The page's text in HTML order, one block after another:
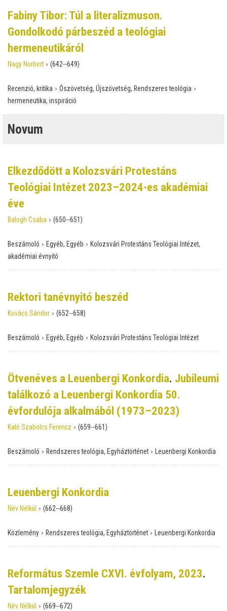
Fabiny Tibor: Túl a literalizmuson.
Gondolkodó párbeszéd a teológiai
hermeneutikáról
Nagy Norbert › (642--649)
Recenzió, kritika › Ószövetség, Újszövetség, Rendszeres teológia ›
hermeneutika, inspiráció
Novum
Elkezdődött a Kolozsvári Protestáns
Teológiai Intézet 2023–2024-es akadémiai
éve
Balogh Csaba › (650--651)
Beszámoló › Egyéb, Egyéb › Kolozsvári Protestáns Teológiai Intézet,
akadémiai évnyitó
Rektori tanévnyitó beszéd
Kovács Sándor › (652--658)
Beszámoló › Egyéb, Egyéb › Kolozsvári Protestáns Teológiai Intézet
Ötvenéves a Leuenbergi Konkordia. Jubileumi
találkozó a Leuenbergi Konkordia 50.
évfordulója alkalmából (1973–2023)
Kató Szabolcs Ferencz › (659--661)
Beszámoló › Rendszeres teológia, Egyháztörténet › Leuenbergi Konkordia
Leuenbergi Konkordia
Név Nélkül › (662--668)
Közlemény › Rendszeres teológia, Egyháztörténet › Leuenbergi Konkordia
Református Szemle CXVI. évfolyam, 2023.
Tartalomjegyzék
Név Nélkül › (669--672)